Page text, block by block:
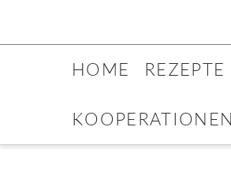
HOME REZEPTE
KOOPERATIONEN